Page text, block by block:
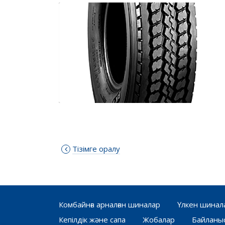
AIROMAX AM 27
Тізімге оралу
Комбайнға арналған шиналар
Үлкен
Кепілдік және сапа
Жобалар